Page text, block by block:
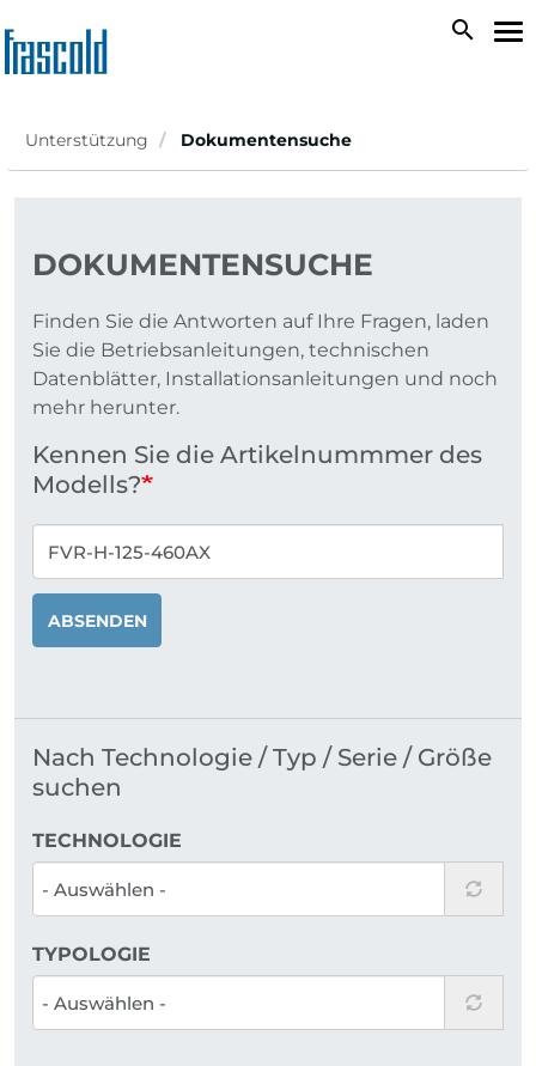
zum
Inhalt
search
Unterstützung Dokumentensuche
DOKUMENTENSUCHE
Finden Sie die Antworten auf Ihre Fragen, laden
Sie die Betriebsanleitungen, technischen
Datenblätter, Installationsanleitungen und noch
mehr herunter.
Kennen Sie die Artikelnummmer des
Modells?
ABSENDEN
Nach Technologie / Typ / Serie / Größe
suchen
TECHNOLOGIE
TYPOLOGIE